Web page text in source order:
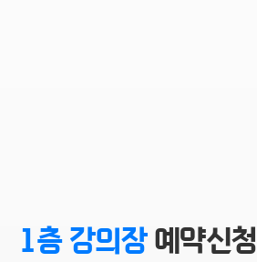
1층 강의장예약신청